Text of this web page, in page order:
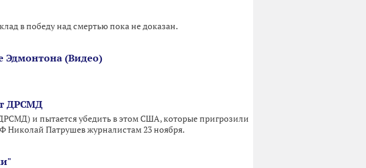
в победу над смертью пока не доказан.
Эдмонтона (Видео)
ДРСМД
и пытается убедить в этом США, которые пригрозили
Николай Патрушев журналистам 23 ноября.